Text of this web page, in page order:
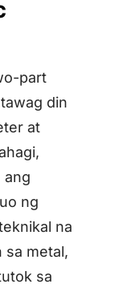
part
din
at
ang
ng
na
sa metal,
sa